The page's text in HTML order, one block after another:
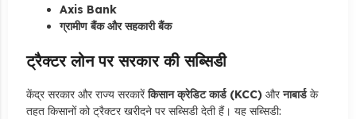
Axis Bank
ग्रामीण बैंक और सहकारी बैंक
ट्रैक्टर लोन पर सरकार की सब्सिडी
केंद्र सरकार और राज्य सरकारेंकिसान क्रेडिट कार्ड (KCC)औरनाबार्डके
तहत किसानों को ट्रैक्टर खरीदने पर सब्सिडी देती हैं। यह सब्सिडी: